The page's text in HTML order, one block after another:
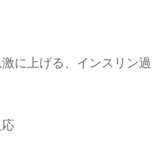
に上げる、インスリン過